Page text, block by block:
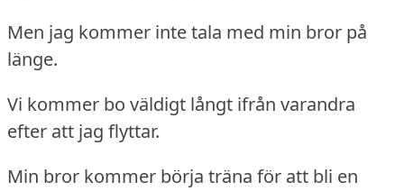
Men jag kommer inte tala med min bror på
länge.
Vi kommer bo väldigt långt ifrån varandra
efter att jag flyttar.
Min bror kommer börja träna för att bli en